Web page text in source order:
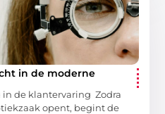
in de moderne
de klantervaring Zodra
opent, begint de